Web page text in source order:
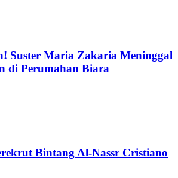
Suster Maria Zakaria Meninggal
di Perumahan Biara
Bintang Al-Nassr Cristiano